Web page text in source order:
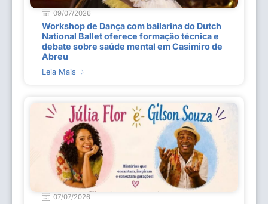
09/07/2026
Workshop de Dança com bailarina do Dutch
National Ballet oferece formação técnica e
debate sobre saúde mental em Casimiro de
Abreu
Leia Mais
07/07/2026